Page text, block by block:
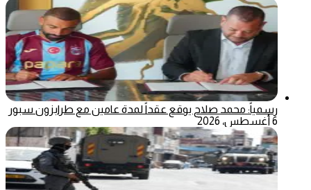
رسمياً: محمد صلاح يوقع عقداً لمدة عامين مع طرابزون سبور
6 أغسطس، 2026